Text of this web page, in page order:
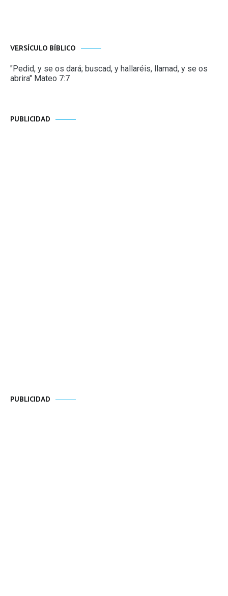
VERSÍCULO BÍBLICO
"Pedid, y se os dará; buscad, y hallaréis, llamad, y se os
abrira" Mateo 7:7
PUBLICIDAD
PUBLICIDAD